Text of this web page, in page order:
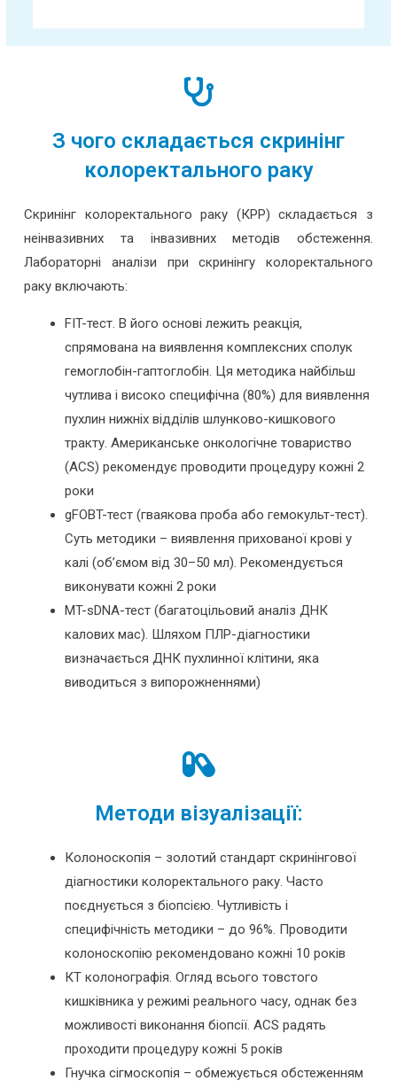
З чого складається скринінг
колоректального раку
Скринінг колоректального раку (КРР) складається з
неінвазивних та інвазивних методів обстеження.
Лабораторні аналізи при скринінгу колоректального
раку включають:
FIT-тест. В його основі лежить реакція,
спрямована на виявлення комплексних сполук
гемоглобін-гаптоглобін. Ця методика найбільш
чутлива і високо специфічна (80%) для виявлення
пухлин нижніх відділів шлунково-кишкового
тракту. Американське онкологічне товариство
(ACS) рекомендує проводити процедуру кожні 2
роки
gFOBT-тест (гваякова проба або гемокульт-тест).
Суть методики – виявлення прихованої крові у
калі (об’ємом від 30–50 мл). Рекомендується
виконувати кожні 2 роки
MT-sDNA-тест (багатоцільовий аналіз ДНК
калових мас). Шляхом ПЛР-діагностики
визначається ДНК пухлинної клітини, яка
виводиться з випорожненнями)
Методи візуалізації:
Колоноскопія – золотий стандарт скринінгової
діагностики колоректального раку. Часто
поєднується з біопсією. Чутливість і
специфічність методики – до 96%. Проводити
колоноскопію рекомендовано кожні 10 років
КТ колонографія. Огляд всього товстого
кишківника у режимі реального часу, однак без
можливості виконання біопсії. АСS радять
проходити процедуру кожні 5 років
Гнучка сігмоскопія – обмежується обстеженням